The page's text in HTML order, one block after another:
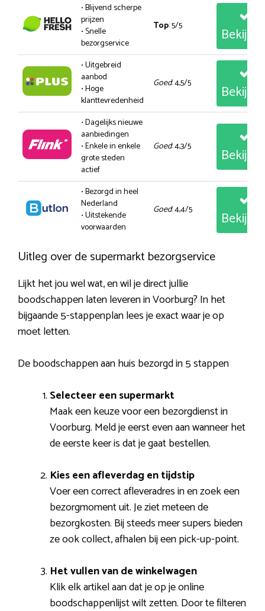
• Blijvend scherpe
prijzen
• Snelle
bezorgservice
Top: 5/5
• Uitgebreid
aanbod
• Hoge
klanttevredenheid
Goed: 4,5/5
• Dagelijks nieuwe
aanbiedingen
• Enkele in enkele
grote steden
actief
Goed: 4,3/5
• Bezorgd in heel
Nederland
• Uitstekende
voorwaarden
Goed: 4,4/5
Uitleg over de supermarkt bezorgservice
Lijkt het jou wel wat, en wil je direct jullie
boodschappen laten leveren in Voorburg? In het
bijgaande 5-stappenplan lees je exact waar je op
moet letten.
De boodschappen aan huis bezorgd in 5 stappen
Selecteer een supermarkt
Maak een keuze voor een bezorgdienst in
Voorburg. Meld je eerst even aan wanneer het
de eerste keer is dat je gaat bestellen.
Kies een afleverdag en tijdstip
Voer een correct afleveradres in en zoek een
bezorgmoment uit. Je ziet meteen de
bezorgkosten. Bij steeds meer supers bieden
ze ook collect, afhalen bij een pick-up-point.
Het vullen van de winkelwagen
Klik elk artikel aan dat je op je online
boodschappenlijst wilt zetten. Door te filteren